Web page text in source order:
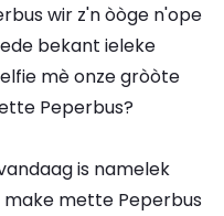
wir z'n òòge n'ope
bekant ieleke
mè onze gròòte
Peperbus?
is namelek
mette Peperbus